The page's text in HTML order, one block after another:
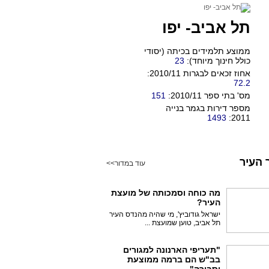
תל אביב- יפו
ממוצע תלמידים בכיתה (יסודי
כולל חינוך מיוחד): 23
אחוז זכאים לבגרות 2010/11:
72.2
מס' בתי ספר 2010/11:
מספר דירות בגמר בנייה
2011:
1493
העיר עוד במדור>>
מה כוחה וסמכותה של מועצת
העיר?
ישראל גודוביץ', מי שהיה מהנדס העיר
תל אביב, טוען שמועצת ...
"תעריפי הארנונה למגורים
בב"ש הם ברמה ממוצעת